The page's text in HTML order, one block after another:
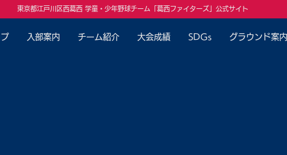
入部案内 チーム紹介 大会成績 SDGs グラウンド案内
東京都江戸川区西葛西 学童・少年野球チーム「葛西ファイターズ」公式サイト